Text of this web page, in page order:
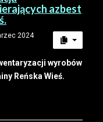
azbest
2024
wyrobów
Reńska Wieś.